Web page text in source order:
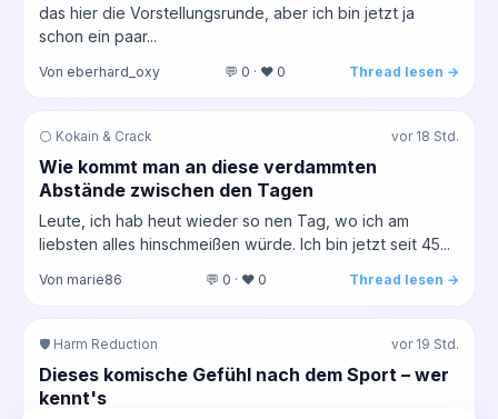
das hier die Vorstellungsrunde, aber ich bin jetzt ja
schon ein paar...
Von eberhard_oxy 💬 0 · ❤️ 0 Thread lesen →
⚪ Kokain & Crack vor 18 Std.
Wie kommt man an diese verdammten
Abstände zwischen den Tagen
Leute, ich hab heut wieder so nen Tag, wo ich am
liebsten alles hinschmeißen würde. Ich bin jetzt seit 45...
Von marie86 💬 0 · ❤️ 0 Thread lesen →
🛡️ Harm Reduction vor 19 Std.
Dieses komische Gefühl nach dem Sport – wer
kennt's